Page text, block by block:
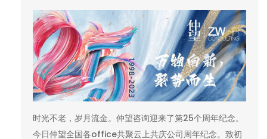
时光不老，岁月流金。仲望咨询迎来了第25个周年纪念。
今日仲望全国各office共聚云上共庆公司周年纪念。致初